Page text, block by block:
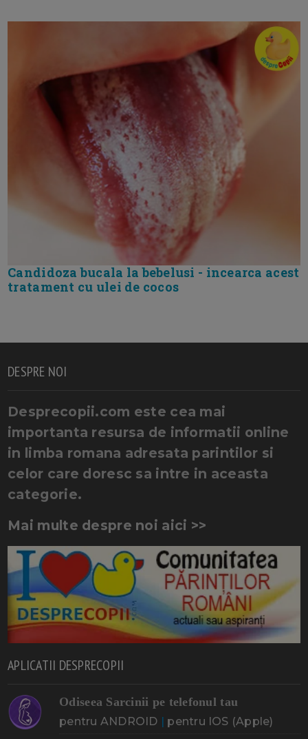
Candidoza bucala la bebelusi - incearca acest
tratament cu ulei de cocos
DESPRE NOI
Desprecopii.com este cea mai
importanta resursa de informatii online
in limba romana adresata parintilor si
celor care doresc sa intre in aceasta
categorie.
Mai multe despre noi aici >>
APLICATII DESPRECOPII
Odiseea Sarcinii pe telefonul tau
pentru ANDROID pentru IOS (Apple)